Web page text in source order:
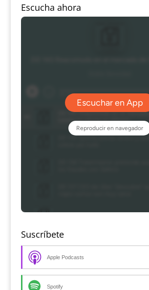
Escucha ahora
Suscríbete
Apple Podcasts
Spotify